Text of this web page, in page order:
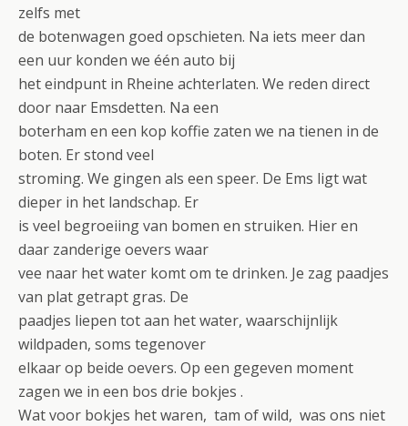
zelfs met
de botenwagen goed opschieten. Na iets meer dan
een uur konden we één auto bij
het eindpunt in Rheine achterlaten. We reden direct
door naar Emsdetten. Na een
boterham en een kop koffie zaten we na tienen in de
boten. Er stond veel
stroming. We gingen als een speer. De Ems ligt wat
dieper in het landschap. Er
is veel begroeiing van bomen en struiken. Hier en
daar zanderige oevers waar
vee naar het water komt om te drinken. Je zag paadjes
van plat getrapt gras. De
paadjes liepen tot aan het water, waarschijnlijk
wildpaden, soms tegenover
elkaar op beide oevers. Op een gegeven moment
zagen we in een bos drie bokjes .
Wat voor bokjes het waren, tam of wild, was ons niet